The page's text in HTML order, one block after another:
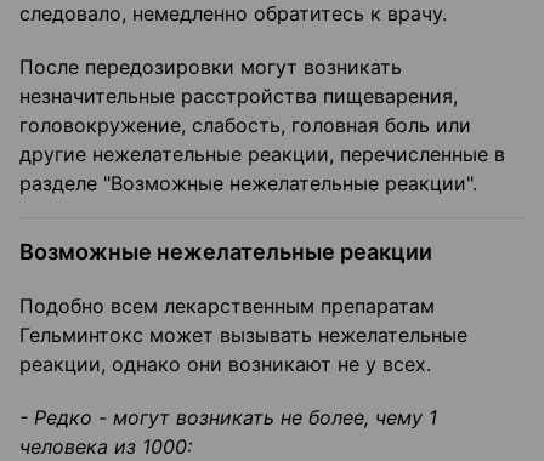
следовало, немедленно обратитесь к врачу.
После передозировки могут возникать
незначительные расстройства пищеварения,
головокружение, слабость, головная боль или
другие нежелательные реакции, перечисленные в
разделе "Возможные нежелательные реакции".
Возможные нежелательные реакции
Подобно всем лекарственным препаратам
Гельминтокс может вызывать нежелательные
реакции, однако они возникают не у всех.
- Редко - могут возникать не более, чему 1
человека из 1000: